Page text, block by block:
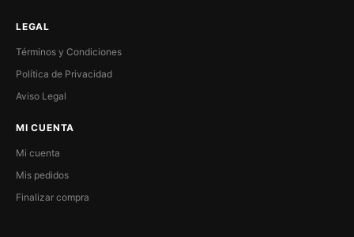
LEGAL
Términos y Condiciones
Política de Privacidad
Aviso Legal
MI CUENTA
Mi cuenta
Mis pedidos
Finalizar compra